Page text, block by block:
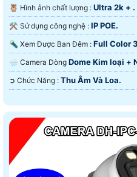
🦉 Hình ảnh chất lượng : Ultra 2k + .
⚒ Sử dụng công nghệ : IP POE.
🔦 Xem Được Ban Đêm : Full Color
🌧️ Camera Dòng Dome Kim loại +
️➲ Chức Năng : Thu Âm Và Loa.